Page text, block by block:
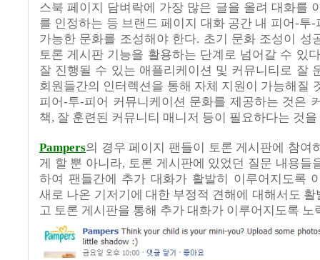
스북 페이지 담벼락에 가장 많은 글을 올려 대화를
를 인정하는 등 브랜드 페이지 대화 공간 내 피어 -투-
가능한 문화를 조성해야 한다. 초기 문화 조성이 성
토론 게시판 기능을 활용하는 단계로 넘어갈 수 있다
잘 진행될 수 있는 애플리케이션 및 커뮤니티로 잘
회원들간의 인터렉션을 통해 자체 지원이 가능해질
피어 -투-피어 커뮤니케이션 문화를 제공하는 것은
책, 잘 훈련된 커뮤니티 매니저 등이 필요하다는 것
Pampers의 경우 페이지 팬들이 토론 게시판에 참여
게 할 뿐 아니라, 토론 게시판에 있었던 질문 내용들
하여 팬들간에 추가 대화가 활발히 이루어지도록
새로 나온 기저기에 대한 부정적 견해에 대해서도
고 토론 게시판을 통해 추가 대화가 이루어지도록 노